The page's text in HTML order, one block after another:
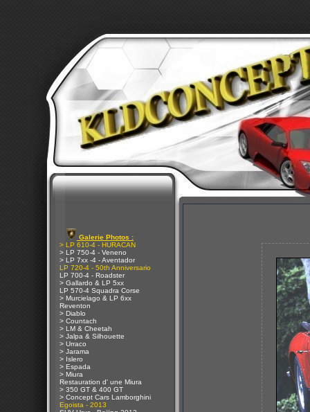
Galerie Photos :
> LP 610-4 - HURACAN
> LP 750-4 - Veneno
> LP 7xx -4 - Aventador
LP 720-4 - 50th Anniversario
LP 700-4 - Roadster
> Gallardo & LP 5xx
LP 570-4 Squadra Corse
> Murcielago & LP 6xx
Reventon
> Diablo
> Countach
> LM & Cheetah
> Jalpa & Silhouette
> Urraco
> Jarama
> Islero
> Espada
> Miura
Restauration d' une Miura
> 350 GT & 400 GT
> Concept Cars Lamborghini
Egoista - 2013